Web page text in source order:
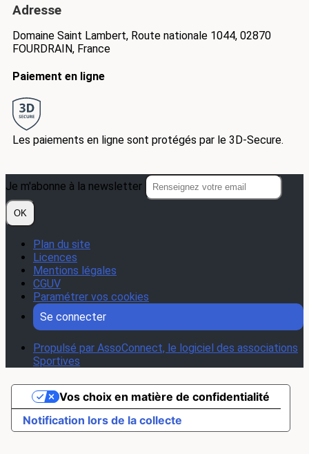
Adresse
Domaine Saint Lambert, Route nationale 1044, 02870
FOURDRAIN, France
Paiement en ligne
Les paiements en ligne sont protégés par le 3D-Secure.
Je m'abonne à la newsletter
OK
Plan du site
Licences
Mentions légales
CGUV
Paramétrer vos cookies
Se connecter
Propulsé par AssoConnect, le logiciel des associations
Sportives
Notification lors de la collecte
Vos choix en matière de confidentialité